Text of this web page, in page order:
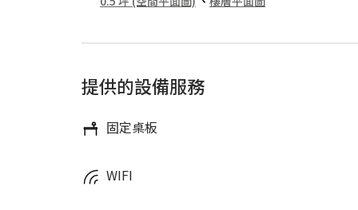
提供的設備服務
固定桌板
WIFI